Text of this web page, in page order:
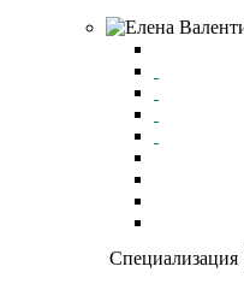
Специализация